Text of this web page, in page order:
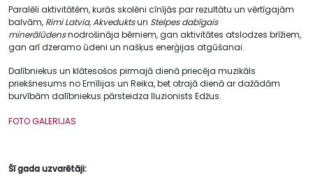
Paralēli aktivitātēm, kurās skolēni cīnījās par rezultātu un vērtīgajām
balvām, Rimi Latvia, Akveduktsun Stelpes dabīgais
minerālūdensnodrošināja bērniem, gan aktivitātes atslodzes brīžiem,
gan arī dzeramo ūdeni un našķus enerģijas atgūšanai.
Dalībniekus un klātesošos pirmajā dienā priecēja muzikāls
priekšnesums no Emīlijas un Reika, bet otrajā dienā ar dažādām
burvībām dalībniekus pārsteidza Iluzionists Edžus.
FOTO GALERIJAS
Šī gada uzvarētāji: